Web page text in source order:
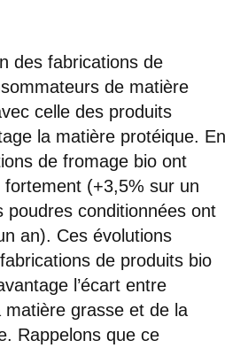
des fabrications de
de matière
celle des produits
la matière protéique. En
de fromage bio ont
(+3,5% sur un
poudres conditionnées ont
an). Ces évolutions
de produits bio
l’écart entre
matière grasse et de la
Rappelons que ce